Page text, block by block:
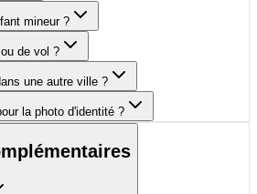
mineur ?
de vol ?
une autre ville ?
la photo d'identité ?